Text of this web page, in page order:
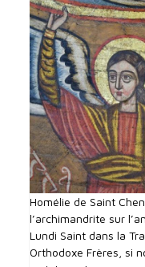
Homélie de Saint
l’archimandrite sur
Lundi Saint dans la
Orthodoxe Frères, si